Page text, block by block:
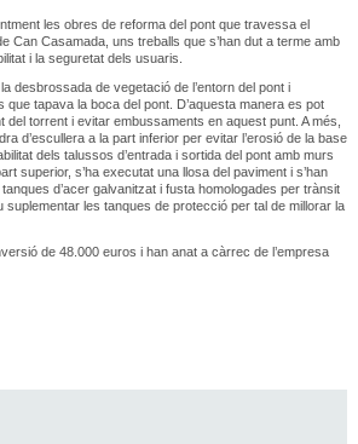
les obres de reforma del pont que travessa el
Can Casamada, uns treballs que s’han dut a terme amb
i la seguretat dels usuaris.
desbrossada de vegetació de l’entorn del pont i
que tapava la boca del pont. D’aquesta manera es pot
del torrent i evitar embussaments en aquest punt. A més,
d’escullera a la part inferior per evitar l’erosió de la base
dels talussos d’entrada i sortida del pont amb murs
superior, s’ha executat una llosa del paviment i s’han
d’acer galvanitzat i fusta homologades per trànsit
suplementar les tanques de protecció per tal de millorar la
de 48.000 euros i han anat a càrrec de l’empresa